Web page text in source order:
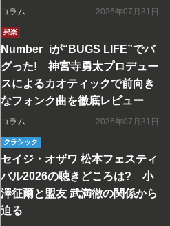
コラム 2026年07月31日
邦楽
Number_iが“BUGS LIFE”でバ
グった! 神宮寺勇太プロデュー
スによるカオティックで前向き
なフォンク曲を徹底レビュー
コラム 2026年07月31日
クラシック
セイジ・オザワ 松本フェスティ
バル2026の聴きどころは? 小
澤征爾と盟友 武満徹の関係から
迫る